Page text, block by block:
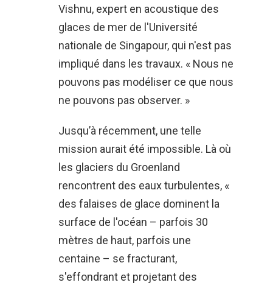
Vishnu, expert en acoustique des
glaces de mer de l'Université
nationale de Singapour, qui n'est pas
impliqué dans les travaux. « Nous ne
pouvons pas modéliser ce que nous
ne pouvons pas observer. »
Jusqu’à récemment, une telle
mission aurait été impossible. Là où
les glaciers du Groenland
rencontrent des eaux turbulentes, «
des falaises de glace dominent la
surface de l'océan – parfois 30
mètres de haut, parfois une
centaine – se fracturant,
s'effondrant et projetant des